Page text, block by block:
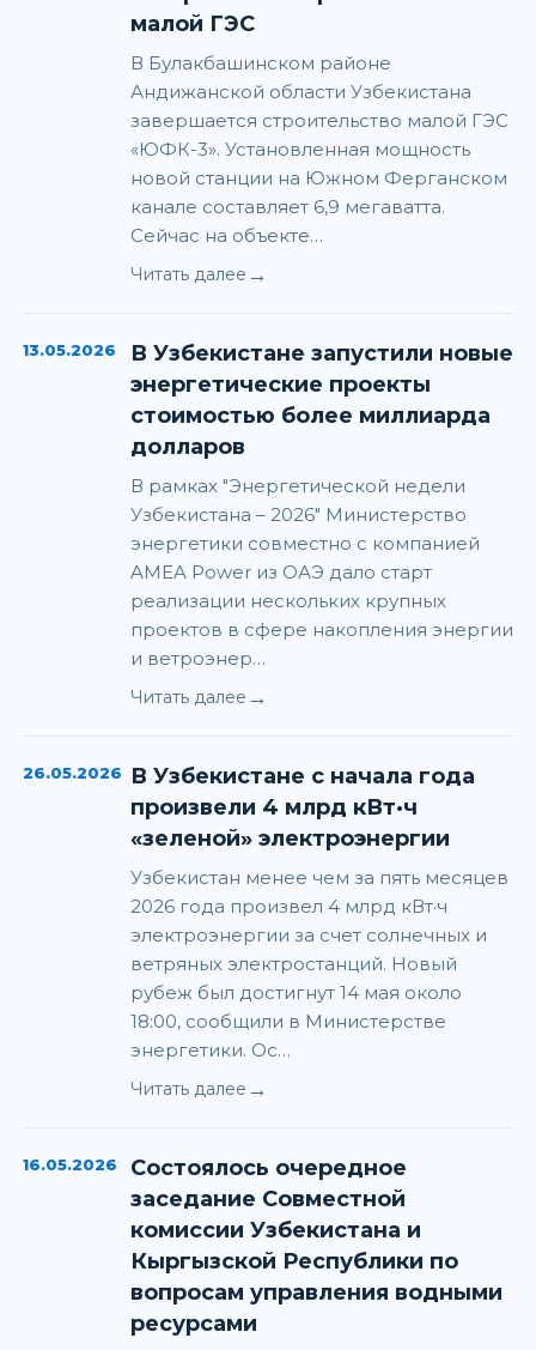
малой ГЭС
В Булакбашинском районе
Андижанской области Узбекистана
завершается строительство малой ГЭС
«ЮФК-3». Установленная мощность
новой станции на Южном Ферганском
канале составляет 6,9 мегаватта.
Сейчас на объекте…
Читать далее →
13.05.2026
В Узбекистане запустили новые
энергетические проекты
стоимостью более миллиарда
долларов
В рамках "Энергетической недели
Узбекистана – 2026" Министерство
энергетики совместно с компанией
AMEA Power из ОАЭ дало старт
реализации нескольких крупных
проектов в сфере накопления энергии
и ветроэнер…
Читать далее →
26.05.2026
В Узбекистане с начала года
произвели 4 млрд кВт·ч
«зеленой» электроэнергии
Узбекистан менее чем за пять месяцев
2026 года произвел 4 млрд кВт·ч
электроэнергии за счет солнечных и
ветряных электростанций. Новый
рубеж был достигнут 14 мая около
18:00, сообщили в Министерстве
энергетики. Ос…
Читать далее →
16.05.2026
Состоялось очередное
заседание Совместной
комиссии Узбекистана и
Кыргызской Республики по
вопросам управления водными
ресурсами